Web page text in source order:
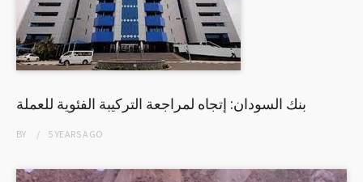
بنك السودان: إتجاه لمراجعة التركيبة الفئوية للعملة
BY 5 YEARSAGO